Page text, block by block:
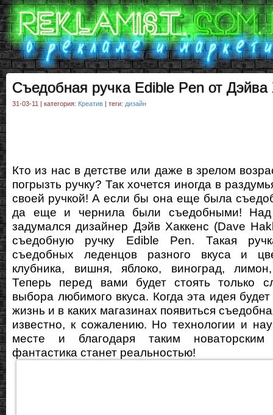
Съедобная ручка Edible Pen от Дэйва
31-03-11 | категория: Креатив | теги: дизайн
Кто из нас в детстве или даже в зрелом
погрызть ручку? Так хочется иногда в
своей ручкой! А если бы она еще была
да еще и чернила были съедобными! Над
задумался дизайнер Дэйв Хаккенс (Dave
съедобную ручку Edible Pen. Такая
съедобных леденцов разного вкуса и
клубника, вишня, яблоко, виноград,
Теперь перед вами будет стоять только
выбора любимого вкуса. Когда эта идея
жизнь и в каких магазинах появиться
известно, к сожалению. Но технологии и
месте и благодаря таким
фантастика станет реальностью!